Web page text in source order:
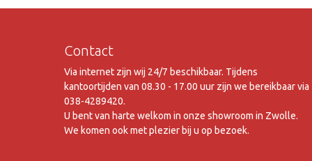
Contact
Via internet zijn wij 24/7 beschikbaar. Tijdens
kantoortijden van 08.30 - 17.00 uur zijn we bereikbaar via
038-4289420.
U bent van harte welkom in onze showroom in Zwolle.
We komen ook met plezier bij u op bezoek.